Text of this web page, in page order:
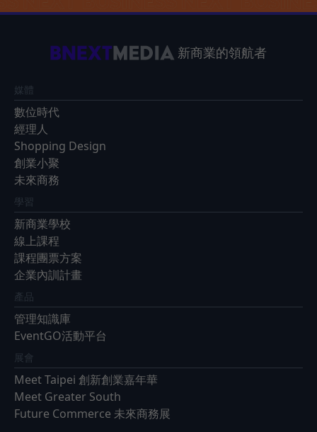
新商業的領航者
媒體
數位時代
經理人
Shopping Design
創業小聚
未來商務
學習
新商業學校
線上課程
課程團票方案
企業內訓計畫
產品
管理知識庫
EventGO活動平台
展會
Meet Taipei 創新創業嘉年華
Meet Greater South
Future Commerce 未來商務展